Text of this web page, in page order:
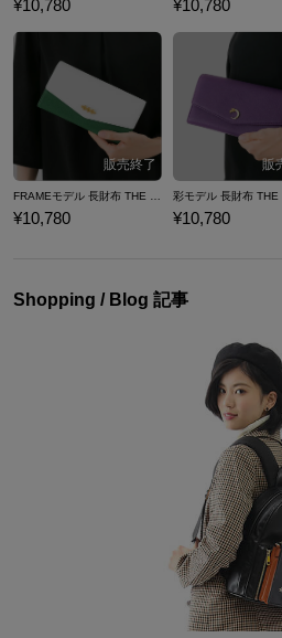
¥10,780 ¥10,780
¥10,780 ¥10,780
Shopping / Blog 記事